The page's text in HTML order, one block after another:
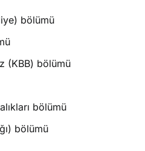
bölümü
(KBB) bölümü
bölümü
bölümü